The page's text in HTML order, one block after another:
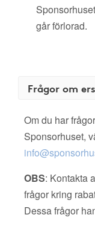
går förlorad.
Frågor om
Om du har
Sponsorhuset,
OBS: Kontakta
frågor kring
Dessa frågor